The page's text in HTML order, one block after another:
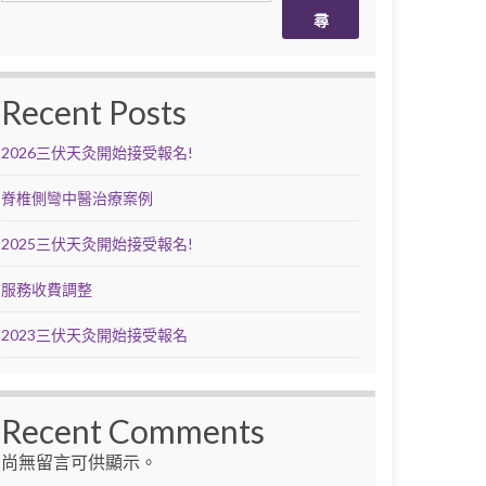
尋
Recent Posts
2026三伏天灸開始接受報名!
脊椎側彎中醫治療案例
2025三伏天灸開始接受報名!
服務收費調整
2023三伏天灸開始接受報名
Recent Comments
尚無留言可供顯示。